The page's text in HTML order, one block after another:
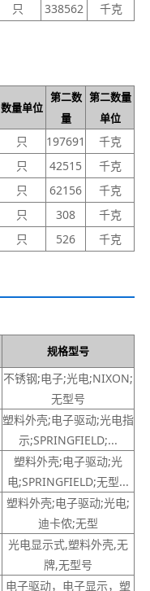
只 338562 千克
数量单位
第二数
量
第二数量
单位
只 197691
千克
只 42515
千克
只 62156
千克
只 308
千克
只 526 千克
规格型号
不锈钢;电子;光电;NIXON;
无型号
塑料外壳;电子驱动;光电指
示;SPRINGFIELD;...
塑料外壳;电子驱动;光
电;SPRINGFIELD;无型...
塑料外壳;电子驱动;光电;
迪卡侬;无型
光电显示式,塑料外壳,无
牌,无型号
电子驱动，电子显示，塑